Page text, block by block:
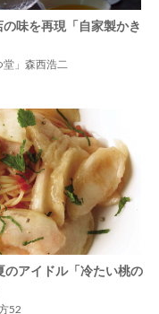
味を再現「自家製かき
堂」森西浩二
のアイドル「冷たい桃の
52